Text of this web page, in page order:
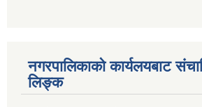
नगरपालिकाको कार्यलयबाट
लिङ्क